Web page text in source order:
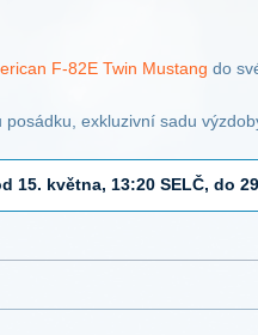
F-82E Twin Mustang do
exkluzivní sadu
15. května, 13:20 SELČ, do